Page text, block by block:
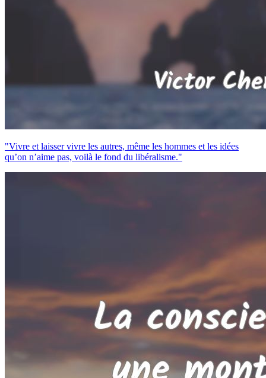
"Vivre et laisser vivre les autres, même les hommes et les idées
qu’on n’aime pas, voilà le fond du libéralisme."